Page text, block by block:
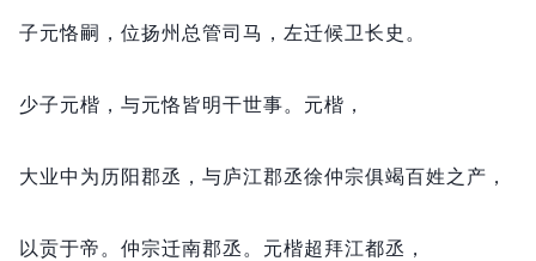
子元恪嗣， 位扬州总管司马， 左迁候卫长史。
少子元楷， 与元恪皆明干世事。 元楷，
大业中为历阳郡丞， 与庐江郡丞徐仲宗俱竭百姓之产，
以贡于帝。 仲宗迁南郡丞。 元楷超拜江都丞，